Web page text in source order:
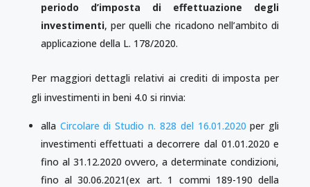
periodo d’imposta di effettuazione degli
investimenti, per quelli che ricadono nell’ambito di
applicazione della L. 178/2020.
Per maggiori dettagli relativi ai crediti di imposta per
gli investimenti in beni 4.0 si rinvia:
alla Circolare di Studio n. 828 del 16.01.2020 per gli
investimenti effettuati a decorrere dal 01.01.2020 e
fino al 31.12.2020 ovvero, a determinate condizioni,
fino al 30.06.2021(ex art. 1 commi 189-190 della